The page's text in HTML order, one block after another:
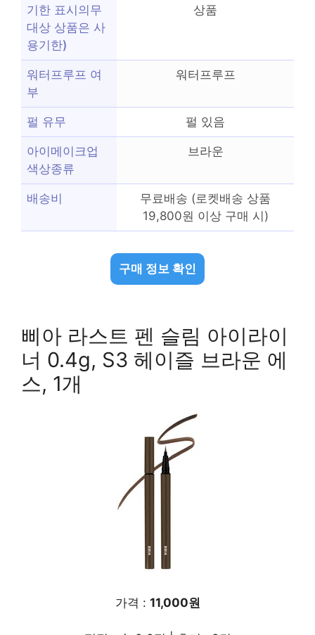
기한 표시의무
대상 상품은 사
용기한)
상품
워터프루프 여
부
워터프루프
펄 유무 펄 있음
아이메이크업
색상종류
브라운
배송비
무료배송 (로켓배송 상품
19,800원 이상 구매 시)
구매 정보 확인
삐아 라스트 펜 슬림 아이라이
너 0.4g, S3 헤이즐 브라운 에
스, 1개
가격 : 11,000원